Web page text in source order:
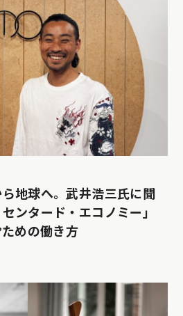
地球へ。武井浩三氏に聞
ンタード・エコノミー」
めの働き方